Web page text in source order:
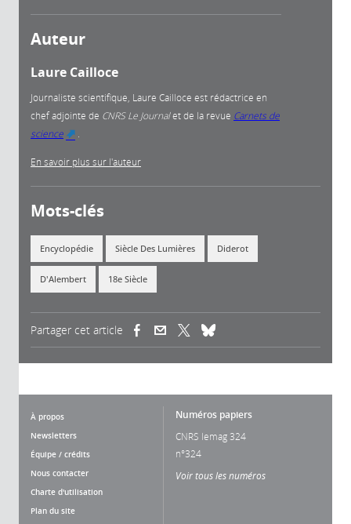
Auteur
Laure Cailloce
Journaliste scientifique, Laure Cailloce est rédactrice en
chef adjointe de CNRS Le Journalet de la revue Carnets de
science
.
En savoir plus sur l'auteur
Mots-clés
Encyclopédie Siècle Des Lumières Diderot
D'Alembert 18e Siècle
Partager cet article (link is external)(link is external)
À propos
Newsletters
Équipe / crédits
Nous contacter
Charte d'utilisation
Plan du site
Numéros papiers
CNRS lemag 324
n°324
Voir tous les numéros